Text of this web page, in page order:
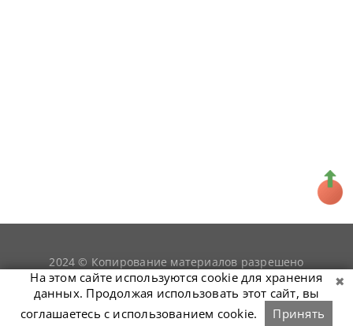
2024 © Копирование материалов разрешено
только при условии гиперссылки наsnookerist.ru
На этом сайте используются cookie для хранения
данных. Продолжая использовать этот сайт, вы
соглашаетесь с использованием cookie.
Принять